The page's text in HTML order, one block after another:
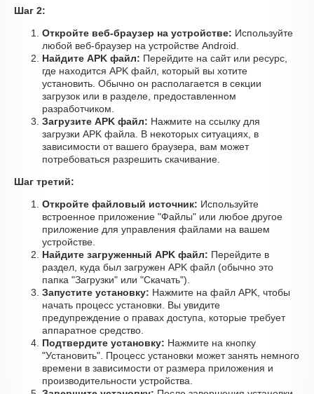
Шаг 2:
Откройте веб-браузер на устройстве: Используйте
любой веб-браузер на устройстве Android.
Найдите APK файл: Перейдите на сайт или ресурс,
где находится APK файл, который вы хотите
установить. Обычно он располагается в секции
загрузок или в разделе, предоставленном
разработчиком.
Загрузите APK файл: Нажмите на ссылку для
загрузки APK файла. В некоторых ситуациях, в
зависимости от вашего браузера, вам может
потребоваться разрешить скачивание.
Шаг третий:
Откройте файловый источник: Используйте
встроенное приложение "Файлы" или любое другое
приложение для управления файлами на вашем
устройстве.
Найдите загруженный APK файл: Перейдите в
раздел, куда был загружен APK файл (обычно это
папка "Загрузки" или "Скачать").
Запустите установку: Нажмите на файл APK, чтобы
начать процесс установки. Вы увидите
предупреждение о правах доступа, которые требует
аппаратное средство.
Подтвердите установку: Нажмите на кнопку
"Установить". Процесс установки может занять немного
времени в зависимости от размера приложения и
производительности устройства.